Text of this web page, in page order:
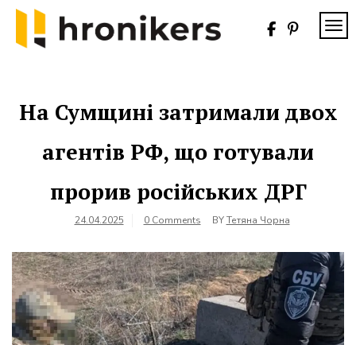
Skip
content
На Сумщині затримали двох
агентів РФ, що готували
прорив російських ДРГ
24.04.2025 0 Comments BYТетяна Чорна